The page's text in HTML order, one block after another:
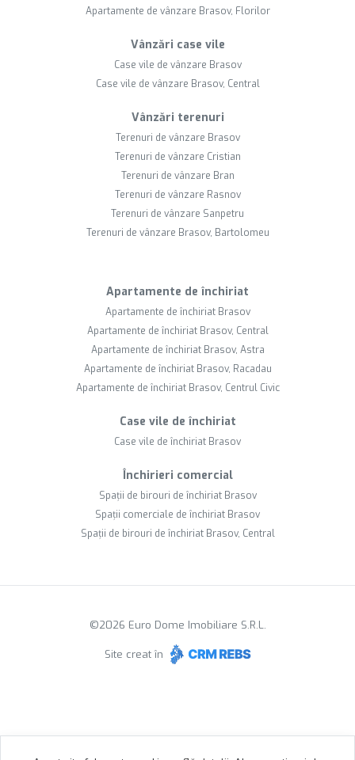
Apartamente de vânzare Brasov, Florilor
Vânzări case vile
Case vile de vânzare Brasov
Case vile de vânzare Brasov, Central
Vânzări terenuri
Terenuri de vânzare Brasov
Terenuri de vânzare Cristian
Terenuri de vânzare Bran
Terenuri de vânzare Rasnov
Terenuri de vânzare Sanpetru
Terenuri de vânzare Brasov, Bartolomeu
Apartamente de închiriat
Apartamente de închiriat Brasov
Apartamente de închiriat Brasov, Central
Apartamente de închiriat Brasov, Astra
Apartamente de închiriat Brasov, Racadau
Apartamente de închiriat Brasov, Centrul Civic
Case vile de închiriat
Case vile de închiriat Brasov
Închirieri comercial
Spații de birouri de închiriat Brasov
Spații comerciale de închiriat Brasov
Spații de birouri de închiriat Brasov, Central
©2026 Euro Dome Imobiliare S.R.L.
Site creat în